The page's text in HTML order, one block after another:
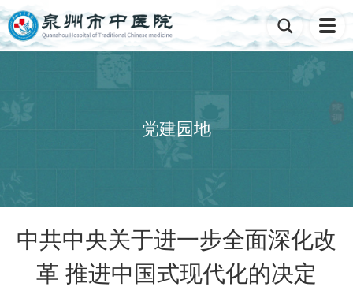

党建园地
中共中央关于进一步全面深化改
革 推进中国式现代化的决定